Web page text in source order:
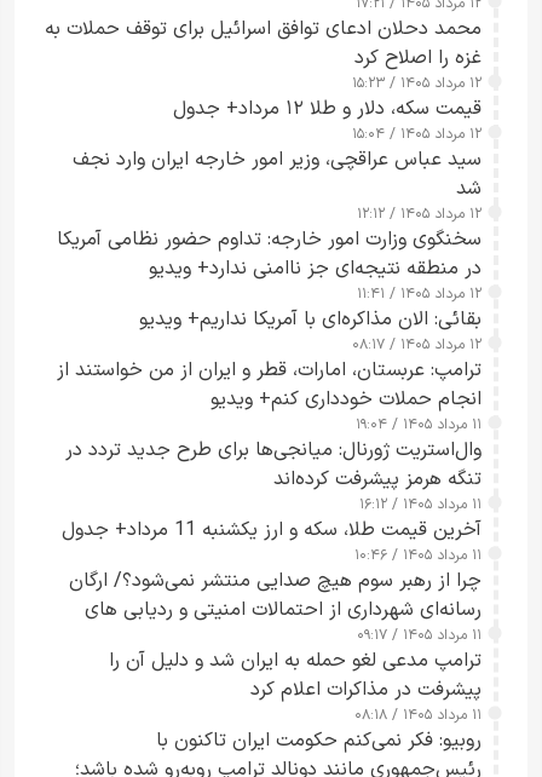
محمد دحلان ادعای توافق اسرائیل برای توقف حملات به
غزه را اصلاح کرد
۱۲ مرداد ۱۴۰۵ / ۱۵:۲۳
قیمت سکه، دلار و طلا ۱۲ مرداد+ جدول
۱۲ مرداد ۱۴۰۵ / ۱۵:۰۴
سید عباس عراقچی، وزیر امور خارجه ایران وارد نجف
شد
۱۲ مرداد ۱۴۰۵ / ۱۲:۱۲
سخنگوی وزارت امور خارجه: تداوم حضور نظامی آمریکا
در منطقه نتیجه‌ای جز ناامنی ندارد+ ویدیو
۱۲ مرداد ۱۴۰۵ / ۱۱:۴۱
بقائی: الان مذاکره‌ای با آمریکا نداریم+ ویدیو
۱۲ مرداد ۱۴۰۵ / ۰۸:۱۷
ترامپ: عربستان، امارات، قطر و ایران از من خواستند از
انجام حملات خودداری کنم+ ویدیو
۱۱ مرداد ۱۴۰۵ / ۱۹:۰۴
وال‌استریت ژورنال: میانجی‌ها برای طرح جدید تردد در
تنگه هرمز پیشرفت کرده‌اند
۱۱ مرداد ۱۴۰۵ / ۱۶:۱۲
آخرین قیمت طلا، سکه و ارز یکشنبه 11 مرداد+ جدول
۱۱ مرداد ۱۴۰۵ / ۱۰:۴۶
چرا از رهبر سوم هیچ صدایی منتشر نمی‌شود؟/ ارگان
رسانه‌ای شهرداری از احتمالات امنیتی و ردیابی های
جاسوسی گفت
۱۱ مرداد ۱۴۰۵ / ۰۹:۱۷
ترامپ مدعی لغو حمله به ایران شد و دلیل آن را
پیشرفت در مذاکرات اعلام کرد
۱۱ مرداد ۱۴۰۵ / ۰۸:۱۸
روبیو: فکر نمی‌کنم حکومت ایران تاکنون با
رئیس‌جمهوری مانند دونالد ترامپ روبه‌رو شده باشد؛